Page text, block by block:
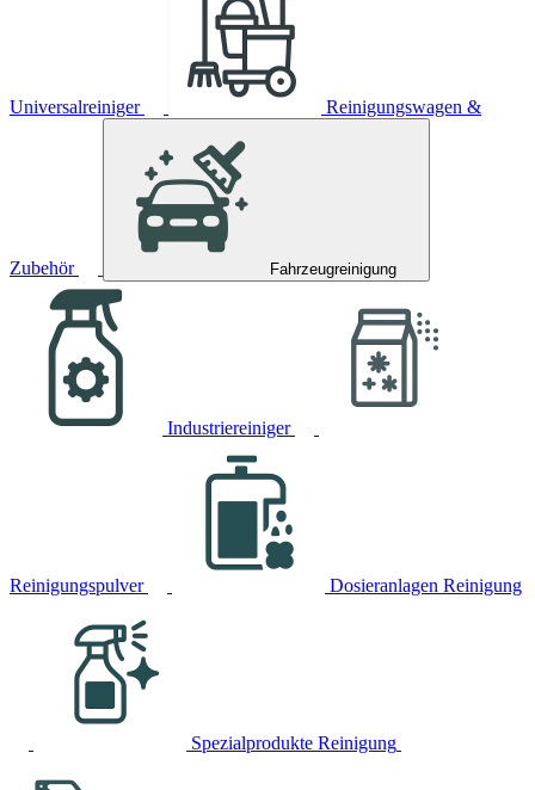
Universalreiniger Reinigungswagen &
Zubehör Fahrzeugreinigung
Industriereiniger
Reinigungspulver Dosieranlagen Reinigung
Spezialprodukte Reinigung